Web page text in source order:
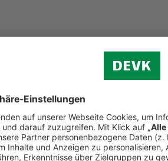
Pandemie-Effekte.